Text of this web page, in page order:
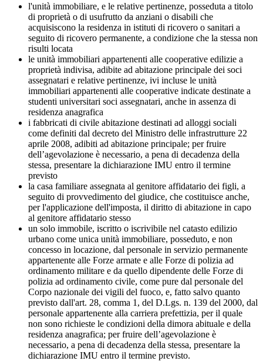
l'unità immobiliare, e le relative pertinenze, posseduta a titolo
di proprietà o di usufrutto da anziani o disabili che
acquisiscono la residenza in istituti di ricovero o sanitari a
seguito di ricovero permanente, a condizione che la stessa non
risulti locata
le unità immobiliari appartenenti alle cooperative edilizie a
proprietà indivisa, adibite ad abitazione principale dei soci
assegnatari e relative pertinenze, ivi incluse le unità
immobiliari appartenenti alle cooperative indicate destinate a
studenti universitari soci assegnatari, anche in assenza di
residenza anagrafica
i fabbricati di civile abitazione destinati ad alloggi sociali
come definiti dal decreto del Ministro delle infrastrutture 22
aprile 2008, adibiti ad abitazione principale; per fruire
dell’agevolazione è necessario, a pena di decadenza della
stessa, presentare la dichiarazione IMU entro il termine
previsto
la casa familiare assegnata al genitore affidatario dei figli, a
seguito di provvedimento del giudice, che costituisce anche,
per l'applicazione dell'imposta, il diritto di abitazione in capo
al genitore affidatario stesso
un solo immobile, iscritto o iscrivibile nel catasto edilizio
urbano come unica unità immobiliare, posseduto, e non
concesso in locazione, dal personale in servizio permanente
appartenente alle Forze armate e alle Forze di polizia ad
ordinamento militare e da quello dipendente delle Forze di
polizia ad ordinamento civile, come pure dal personale del
Corpo nazionale dei vigili del fuoco, e, fatto salvo quanto
previsto dall'art. 28, comma 1, del D.Lgs. n. 139 del 2000, dal
personale appartenente alla carriera prefettizia, per il quale
non sono richieste le condizioni della dimora abituale e della
residenza anagrafica; per fruire dell’agevolazione è
necessario, a pena di decadenza della stessa, presentare la
dichiarazione IMU entro il termine previsto.